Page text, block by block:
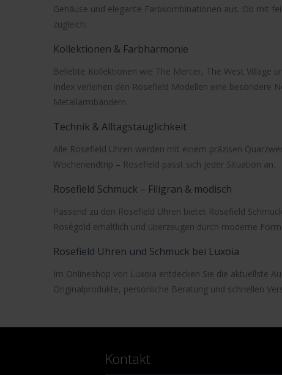
Gehäuse und elegante Farbkombinationen aus. Ob mit
zugleich.
Kollektionen & Farbharmonie
Beliebte Kollektionen wie The Mercer, The West Village
Index verleihen den Rosefield Modellen eine besondere
Metallarmbändern.
Technik & Alltagstauglichkeit
Alle Rosefield Uhren werden mit einem präzisen
Wochenendtrip – Rosefield passt sich jeder Situation an.
Rosefield Schmuck – Filigran & modisch
Passend zu den Rosefield Uhren bietet Rosefield Schmuck
Roségold erhältlich und überzeugen durch moderne
Rosefield Uhren und Schmuck bei Luxoia
Im Onlineshop von Luxoia entdecken Sie die aktuellste
Originalprodukte, persönliche Beratung und schnellen
Kontakt